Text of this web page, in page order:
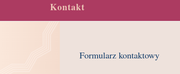
Kontakt
Formularz kontaktowy